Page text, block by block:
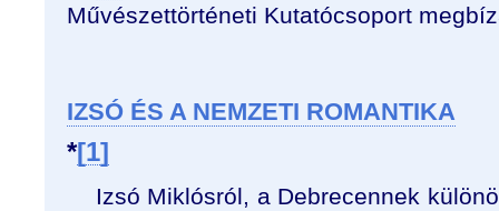
Művészettörténeti Kutatócsoport
IZSÓ ÉS A NEMZETI ROMANTIKA
*[1]
Izsó Miklósról, a Debrecennek